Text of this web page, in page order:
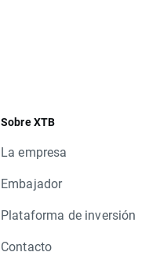
Sobre XTB
La empresa
Embajador
Plataforma de inversión
Contacto